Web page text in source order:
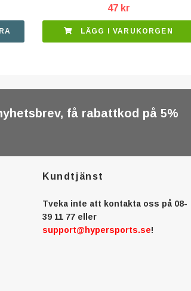
47 kr
LÄGG I VARUKORGEN
få rabattkod på 5%
Kundtjänst
Tveka inte att kontakta oss på 08-
39 11 77 eller
support@hypersports.se!